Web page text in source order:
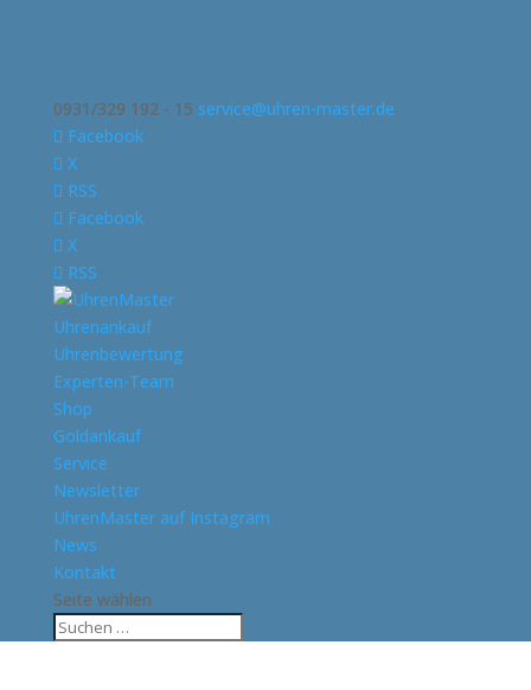
0931/329 192 - 15 service@uhren-master.de
Facebook
X
RSS
Facebook
X
RSS
Uhrenankauf
Uhrenbewertung
Experten-Team
Shop
Goldankauf
Service
Newsletter
UhrenMaster auf Instagram
News
Kontakt
Seite wählen